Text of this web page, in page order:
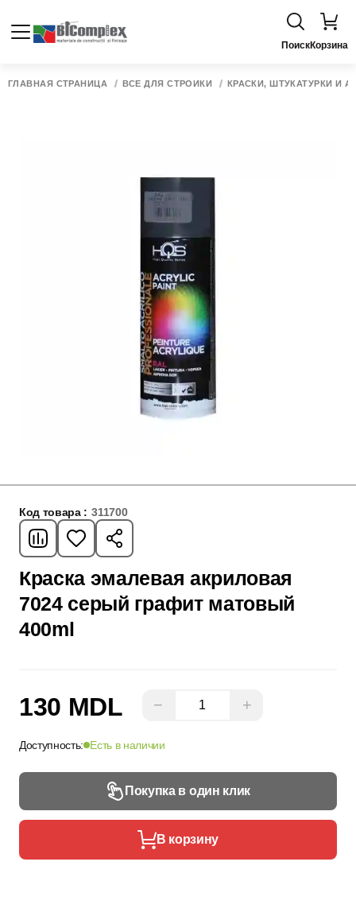
ПоискКорзина
ГЛАВНАЯ СТРАНИЦА ВСЁ ДЛЯ СТРОЙКИ КРАСКИ, ШТУКАТУРКИ И
Код товара : 311700
Краска эмалевая акриловая
7024 серый графит матовый
400ml
130 MDL − +
Доступность: Есть в наличии
Покупка в один клик
В корзину